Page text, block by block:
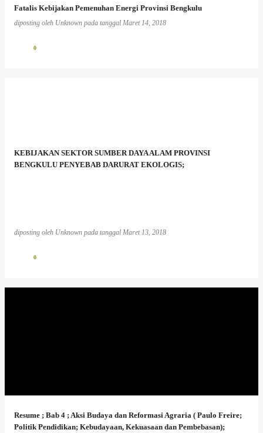
Fatalis Kebijakan Pemenuhan Energi Provinsi Bengkulu
diposting oleh Unknown pada tanggal Maret 14, 2018
0
KEBIJAKAN SEKTOR SUMBER DAYA ALAM PROVINSI
BENGKULU PENYEBAB DARURAT EKOLOGIS;
diposting oleh Unknown pada tanggal Maret 13, 2018
0
Resume ; Bab 4 ; Aksi Budaya dan Reformasi Agraria ( Paulo Freire;
Politik Pendidikan; Kebudayaan, Kekuasaan dan Pembebasan);